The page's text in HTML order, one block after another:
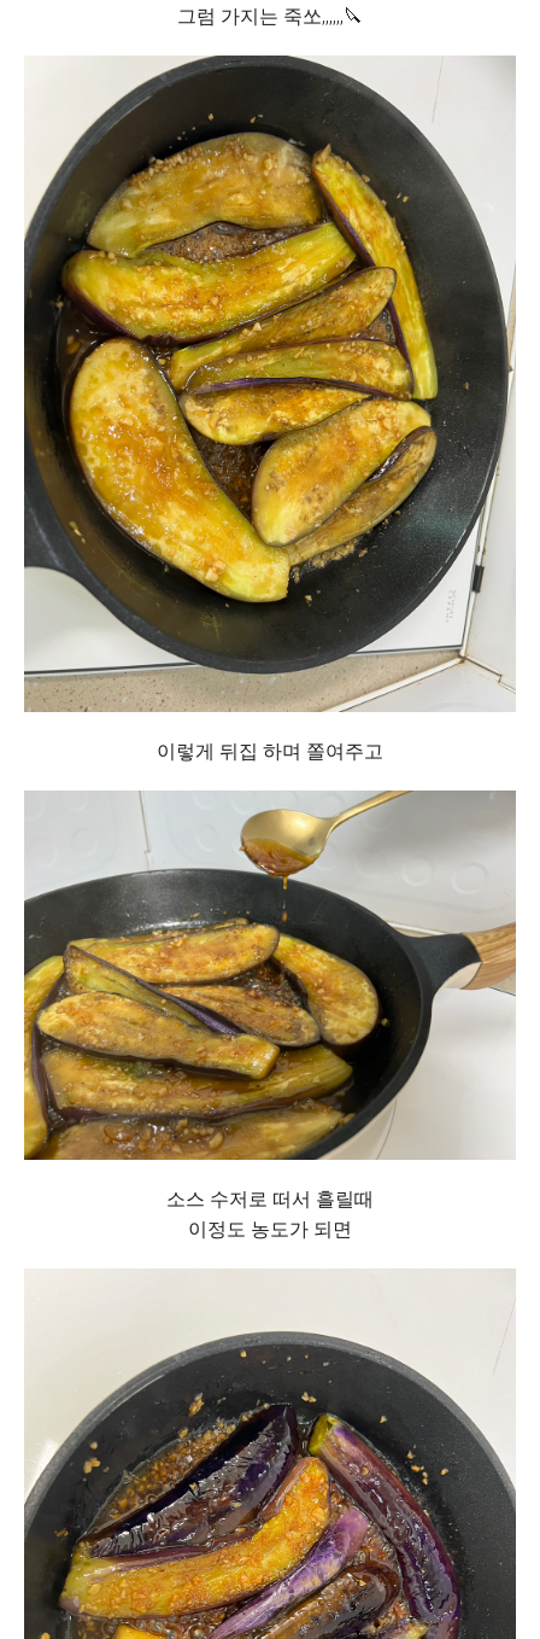
그럼 가지는 죽쏘,,,,,,🔪
이렇게 뒤집 하며 쫄여주고
소스 수저로 떠서 흘릴때
이정도 농도가 되면